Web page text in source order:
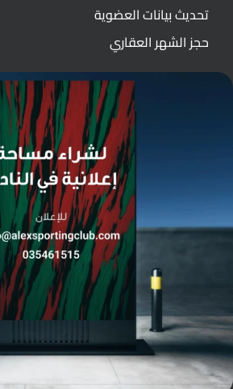
تحديث بيانات العضوية
حجز الشهر العقاري